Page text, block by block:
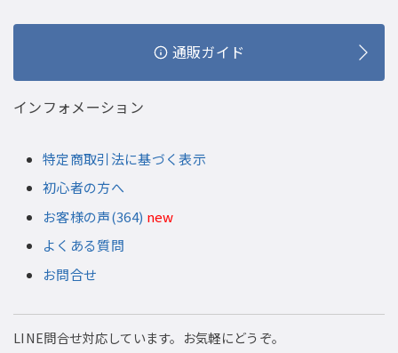
通販ガイド
インフォメーション
特定商取引法に基づく表示
初心者の方へ
お客様の声(364) new
よくある質問
お問合せ
LINE問合せ対応しています。お気軽にどうぞ。